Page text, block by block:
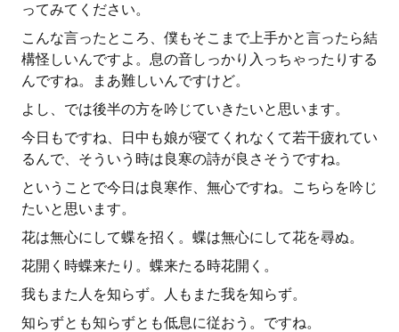
ってみてください。
こんな言ったところ、僕もそこまで上手かと言ったら結
構怪しいんですよ。息の音しっかり入っちゃったりする
んですね。まあ難しいんですけど。
よし、では後半の方を吟じていきたいと思います。
今日もですね、日中も娘が寝てくれなくて若干疲れてい
るんで、そういう時は良寒の詩が良さそうですね。
ということで今日は良寒作、無心ですね。こちらを吟じ
たいと思います。
花は無心にして蝶を招く。蝶は無心にして花を尋ぬ。
花開く時蝶来たり。蝶来たる時花開く。
我もまた人を知らず。人もまた我を知らず。
知らずとも知らずとも低息に従おう。ですね。